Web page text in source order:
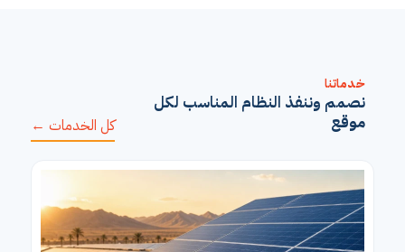
خدماتنا
نصمم وننفذ النظام المناسب لكل
موقع
كل الخدمات ←